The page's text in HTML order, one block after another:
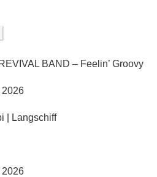
BAND – Feelin’ Groovy
2026
| Langschiff
2026